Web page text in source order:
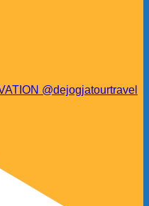
@dejogjatourtravel